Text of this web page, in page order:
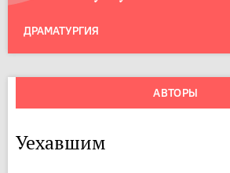
ДРАМАТУРГИЯ
АВТОРЫ
Уехавшим